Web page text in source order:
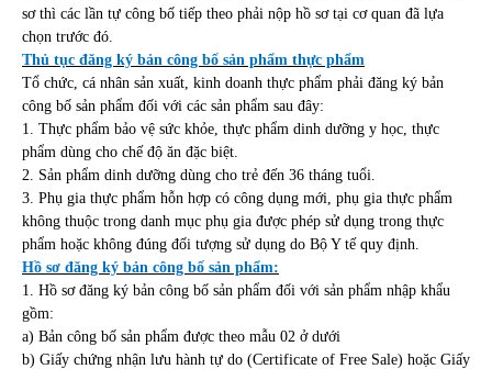
sơ thì các lần tự công bố tiếp theo phải nộp hồ sơ tại cơ quan đã lựa
chọn trước đó.
Thủ tục đăng ký bản công bố sản phẩm thực phẩm
Tổ chức, cá nhân sản xuất, kinh doanh thực phẩm phải đăng ký bản
công bố sản phẩm đối với các sản phẩm sau đây:
1. Thực phẩm bảo vệ sức khỏe, thực phẩm dinh dưỡng y học, thực
phẩm dùng cho chế độ ăn đặc biệt.
2. Sản phẩm dinh dưỡng dùng cho trẻ đến 36 tháng tuổi.
3. Phụ gia thực phẩm hỗn hợp có công dụng mới, phụ gia thực phẩm
không thuộc trong danh mục phụ gia được phép sử dụng trong thực
phẩm hoặc không đúng đối tượng sử dụng do Bộ Y tế quy định.
Hồ sơ đăng ký bản công bố sản phẩm:
1. Hồ sơ đăng ký bản công bố sản phẩm đối với sản phẩm nhập khẩu
gồm:
a) Bản công bố sản phẩm được theo mẫu 02 ở dưới
b) Giấy chứng nhận lưu hành tự do (Certificate of Free Sale) hoặc Giấy